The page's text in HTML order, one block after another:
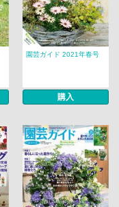
園芸ガイド 2021年春号
購入